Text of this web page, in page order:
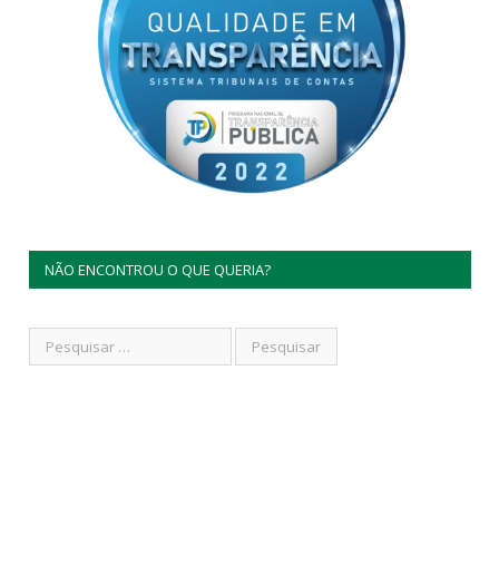
NÃO ENCONTROU O QUE QUERIA?